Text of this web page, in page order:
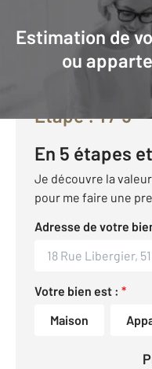
Estimation de
ou
Vendre
Faire estimer
CENTURY 21 :
Etape :1/ 5
En 5 étapes
Je découvre la
pour me faire une
Adresse de votre
Votre bien est : *
Maison